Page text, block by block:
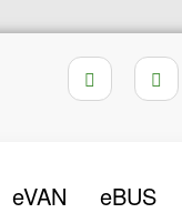
eVAN eBUS